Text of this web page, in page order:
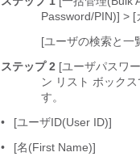
Password/PIN)] >
[ユーザの検索と一
ステップ 2 [ユーザパスワ
ン リスト ボック
す。
•
[ユーザID(User ID)]
•
[名(First Name)]